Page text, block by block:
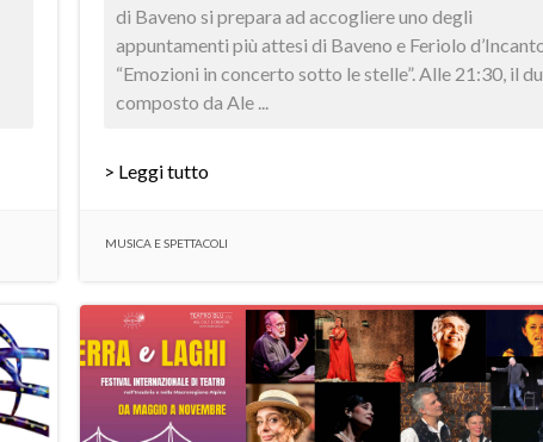
di Baveno si prepara ad accogliere uno degli
appuntamenti più attesi di Baveno e Feriolo
“Emozioni in concerto sotto le stelle”. Alle 21:30, il
composto da Ale ...
> Leggi tutto
MUSICA E SPETTACOLI